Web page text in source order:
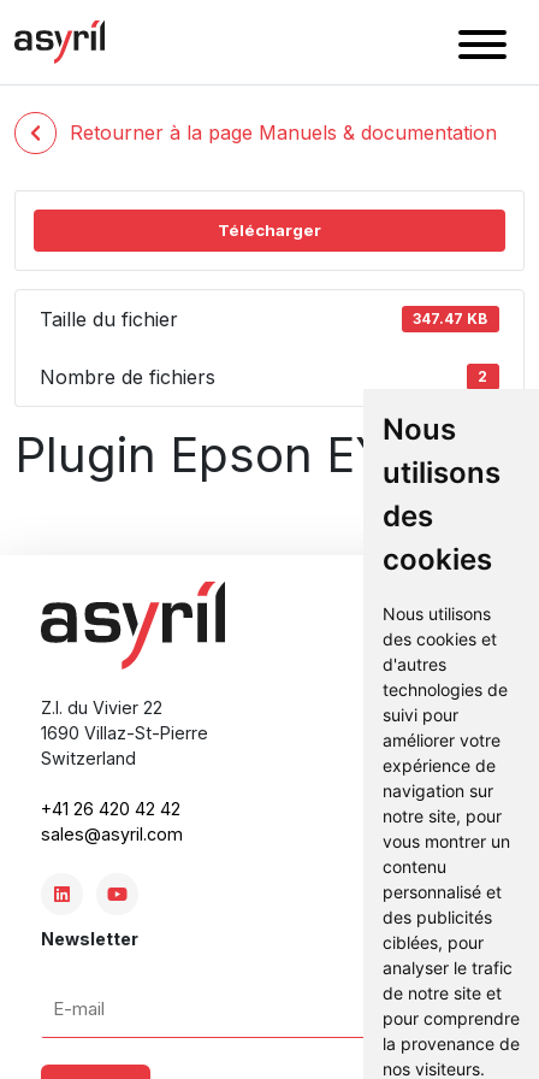
Nous
utilisons
des
cookies
Nous utilisons
des cookies et
d'autres
technologies de
suivi pour
améliorer votre
expérience de
navigation sur
notre site, pour
vous montrer un
contenu
personnalisé et
des publicités
ciblées, pour
analyser le trafic
de notre site et
pour comprendre
la provenance de
nos visiteurs.
Retourner à la page Manuels & documentation
Télécharger
Taille du fichier 347.47 KB
Nombre de fichiers 2
Plugin Epson EYE+
Z.I. du Vivier 22
1690 Villaz-St-Pierre
Switzerland
+41 26 420 42 42
sales@asyril.com
Newsletter
mail